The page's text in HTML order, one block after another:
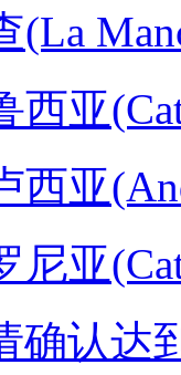
(La
西亚
西亚
尼亚
确认达